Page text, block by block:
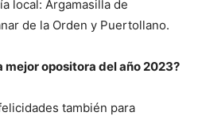
local: Argamasilla de
de la Orden y Puertollano.
mejor opositora del año 2023?
también para